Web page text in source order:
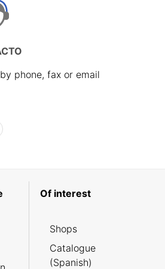
phone, fax or email
Of interest
Shops
Catalogue
(Spanish)